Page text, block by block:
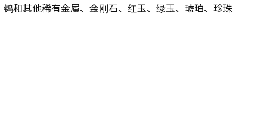
和其他稀有金属、金刚石、红玉、绿玉、琥珀、珍珠